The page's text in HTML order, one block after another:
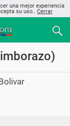
una mejor experiencia
su uso.. Cerrar